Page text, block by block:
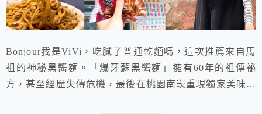
Bonjour我是ViVi，吃膩了普通乾麵嗎，這次推薦來自馬
祖的神秘黑醬麵。「爆牙蘇黑醬麵」擁有60年的祖傳祕
方，甚至經歷失傳危機，最後在桃園南崁重現獨家美味。